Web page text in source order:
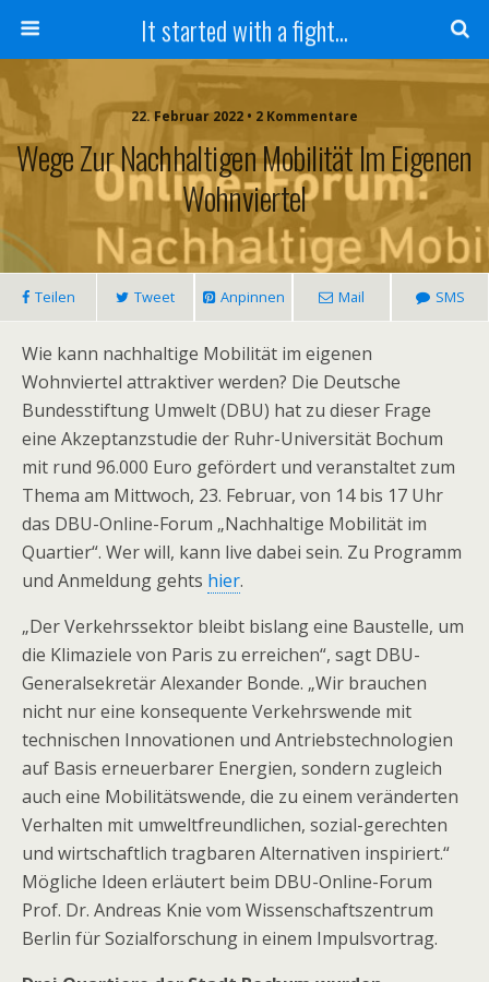
It started with a fight...
22. Februar 2022 • 2 Kommentare
Wege Zur Nachhaltigen Mobilität Im Eigenen
Wohnviertel
Teilen Tweet Anpinnen Mail SMS
Wie kann nachhaltige Mobilität im eigenen
Wohnviertel attraktiver werden? Die Deutsche
Bundesstiftung Umwelt (DBU) hat zu dieser Frage
eine Akzeptanzstudie der Ruhr-Universität Bochum
mit rund 96.000 Euro gefördert und veranstaltet zum
Thema am Mittwoch, 23. Februar, von 14 bis 17 Uhr
das DBU-Online-Forum „Nachhaltige Mobilität im
Quartier“. Wer will, kann live dabei sein. Zu Programm
und Anmeldung gehts hier.
„Der Verkehrssektor bleibt bislang eine Baustelle, um
die Klimaziele von Paris zu erreichen“, sagt DBU-
Generalsekretär Alexander Bonde. „Wir brauchen
nicht nur eine konsequente Verkehrswende mit
technischen Innovationen und Antriebstechnologien
auf Basis erneuerbarer Energien, sondern zugleich
auch eine Mobilitätswende, die zu einem veränderten
Verhalten mit umweltfreundlichen, sozial-gerechten
und wirtschaftlich tragbaren Alternativen inspiriert.“
Mögliche Ideen erläutert beim DBU-Online-Forum
Prof. Dr. Andreas Knie vom Wissenschaftszentrum
Berlin für Sozialforschung in einem Impulsvortrag.